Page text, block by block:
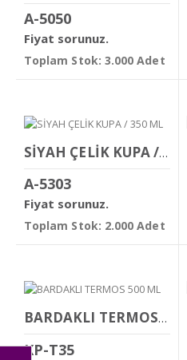
A-5050
Fiyat sorunuz.
Toplam Stok: 3.000 Adet
SİYAH ÇELİK KUPA / 350 ML
A-5303
Fiyat sorunuz.
Toplam Stok: 2.000 Adet
BARDAKLI TERMOS 500 ML
KP-T35